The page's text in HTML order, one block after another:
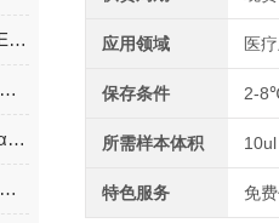
今日可发大豆花叶病毒(AMV)ELISA试剂盒＠科研
髓鞘相关生长抑制因子elisa试剂盒原理
盘点！猪巨噬细胞炎性蛋白-1α(MIP-1α)elisa试剂盒应用详解
简述植物激素检测试剂盒的主要用途
应用领域 医
保存条件 2-
所需样本体积 10ul
特色服务 免